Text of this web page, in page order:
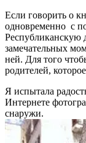
Если говорить о
одновременно с
Республиканскую
замечательных
ней. Для того
родителей,
Я испытала
Интернете
снаружи.